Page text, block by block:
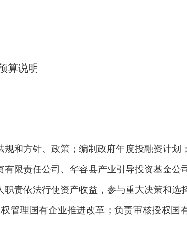
算说明
和方针、政策；编制政府年度投融资计划
限责任公司、华容县产业引导投资基金公
责依法行使资产收益，参与重大决策和选
管理国有企业推进改革；负责审核授权国